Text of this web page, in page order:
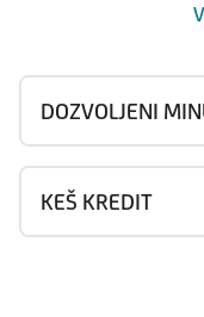
DOZVOLJENI
KEŠ KREDIT